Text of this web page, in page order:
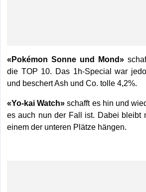
«Pokémon Sonne und Mond»
die TOP 10. Das 1h-Special war
und beschert Ash und Co. tolle 4,2%.
«Yo-kai Watch» schafft es hin und
es auch nun der Fall ist. Dabei bleibt
einem der unteren Plätze hängen.